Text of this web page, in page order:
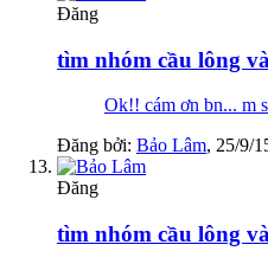
Đăng
tìm nhóm cầu lông
Ok!! cám ơn bn... m
Đăng bởi: Bảo Lâm, 25/9/
Đăng
tìm nhóm cầu lông